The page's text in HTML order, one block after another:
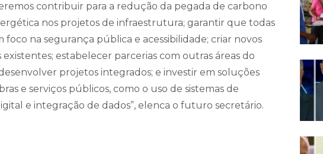
contribuir para a redução da pegada de carbono
nos projetos de infraestrutura; garantir que todas
foco na segurança pública e acessibilidade; criar novos
estabelecer parcerias com outras áreas do
projetos integrados; e investir em soluções
e serviços públicos, como o uso de sistemas de
e integração de dados”, elenca o futuro secretário.